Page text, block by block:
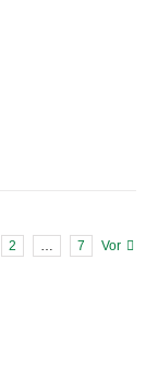
2 7 Vor